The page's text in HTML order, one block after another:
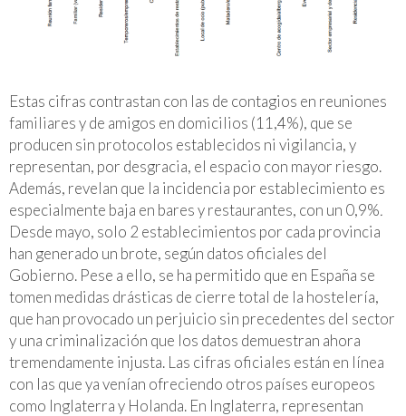
Estas cifras contrastan con las de contagios en reuniones
familiares y de amigos en domicilios (11,4%), que se
producen sin protocolos establecidos ni vigilancia, y
representan, por desgracia, el espacio con mayor riesgo.
Además, revelan que la incidencia por establecimiento es
especialmente baja en bares y restaurantes, con un 0,9%.
Desde mayo, solo 2 establecimientos por cada provincia
han generado un brote, según datos oficiales del
Gobierno. Pese a ello, se ha permitido que en España se
tomen medidas drásticas de cierre total de la hostelería,
que han provocado un perjuicio sin precedentes del sector
y una criminalización que los datos demuestran ahora
tremendamente injusta. Las cifras oficiales están en línea
con las que ya venían ofreciendo otros países europeos
como Inglaterra y Holanda. En Inglaterra, representan